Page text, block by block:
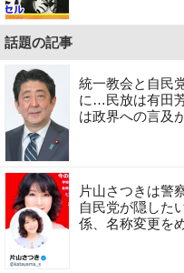
話題の記事
統一教会と自民
に…民放は有田
は政界への言及
片山さつきは警
自民党が隠した
係、名称変更を